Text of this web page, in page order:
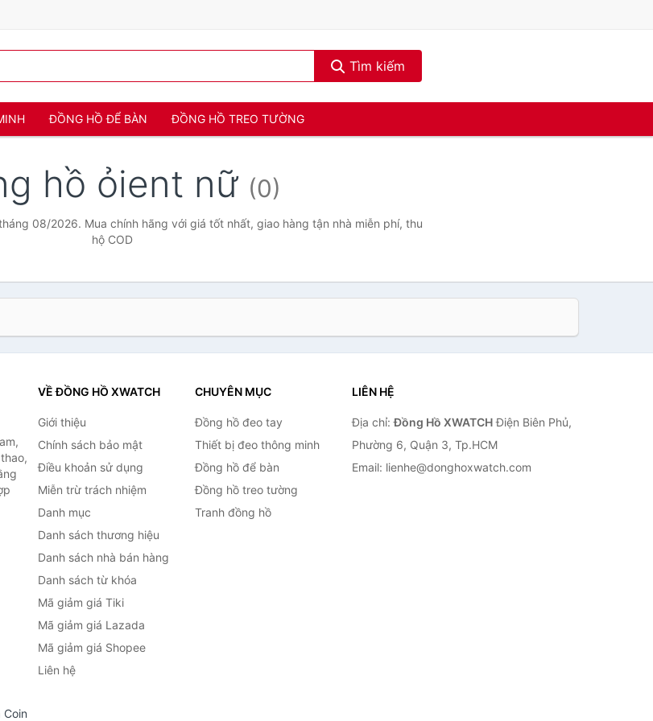
Tìm kiếm
ĐỒNG HỒ ĐỂ BÀN ĐỒNG HỒ TREO TƯỜNG
hồ ỏient nữ (0)
08/2026. Mua chính hãng với giá tốt nhất, giao hàng tận nhà miễn phí, thu
hộ COD
VỀ ĐỒNG HỒ XWATCH
Giới thiệu
Chính sách bảo mật
Điều khoản sử dụng
Miễn trừ trách nhiệm
Danh mục
Danh sách thương hiệu
Danh sách nhà bán hàng
Danh sách từ khóa
Mã giảm giá Tiki
Mã giảm giá Lazada
Mã giảm giá Shopee
Liên hệ
CHUYÊN MỤC
Đồng hồ đeo tay
Thiết bị đeo thông minh
Đồng hồ để bàn
Đồng hồ treo tường
Tranh đồng hồ
LIÊN HỆ
Địa chỉ:Đồng Hồ XWATCHĐiện Biên Phủ,
Phường 6, Quận 3, Tp.HCM
Email: lienhe@donghoxwatch.com
Coin